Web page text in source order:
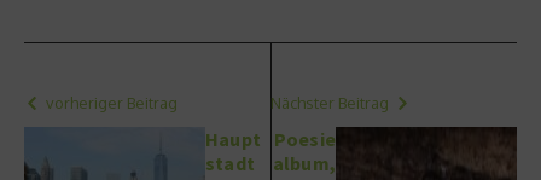
vorheriger Beitrag
Haupt
stadt
Nächster Beitrag
Poesie
album,